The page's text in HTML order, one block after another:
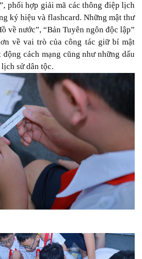
phối hợp giải mã các thông điệp lịch
ký hiệu và flashcard. Những mật thư
về nước”, “Bản Tuyên ngôn độc lập”
về vai trò của công tác giữ bí mật
cách mạng cũng như những dấu
sử dân tộc.